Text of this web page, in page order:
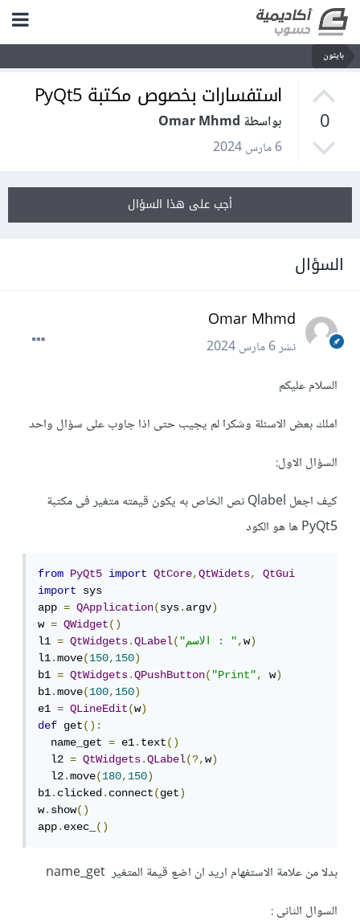
بايثون
0
استفسارات بخصوص مكتبة PyQt5
بواسطة Omar Mhmd
6 مارس 2024
أجب على هذا السؤال
السؤال
Omar Mhmd
نشر6 مارس 2024
السلام عليكم
املك بعض الاسئلة وشكرا لم يجيب حتى اذا جاوب على سؤال واحد
السؤال الاول:
كيف اجعل Qlabel نص الخاص به يكون قيمته متغير فى مكتبة
PyQt5 ها هو الكود
from PyQt5 import QtCore,QtWidets,
QtGui
import
sys
app = QApplication(sys.argv)
w = QWidget()
l1 = QtWidgets.QLabel( "الاسم : ",w)
l1.move(150,150)
b1 = QtWidgets.QPushButton("Print", w)
b1.move(100,150)
e1 = QLineEdit(w)
def get():
  name_get
= e1.text()
  l2
= QtWidgets.QLabel(?,w)
  l2
.move(180,150)
b1.clicked.connect(get)
w.show()
app.exec_()
بدلا من علامة الاستفهام اريد ان اضع قيمة المتغير name_get
السوال الثانى